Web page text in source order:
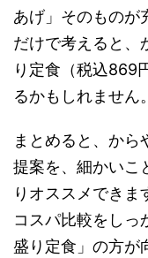
あげ」そのものが
だけで考えると、
り定食（税込869
るかもしれません。
まとめると、から
提案を、細かいこ
りオススメできま
コスパ比較をしっ
盛り定食」の方が